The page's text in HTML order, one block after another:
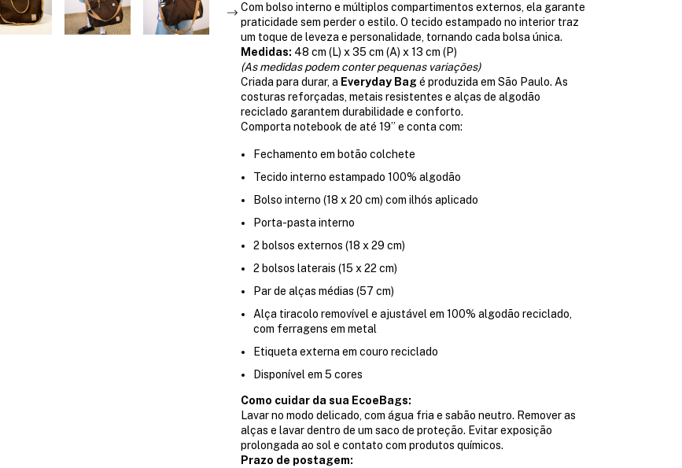
Com bolso interno e múltiplos compartimentos externos, ela garante
praticidade sem perder o estilo. O tecido estampado no interior traz
um toque de leveza e personalidade, tornando cada bolsa única.
Medidas: 48 cm (L) x 35 cm (A) x 13 cm (P)
(As medidas podem conter pequenas variações)
Criada para durar, a Everyday Bag é produzida em São Paulo. As
costuras reforçadas, metais resistentes e alças de algodão
reciclado garantem durabilidade e conforto.
Comporta notebook de até 19” e conta com:
Fechamento em botão colchete
Tecido interno estampado 100% algodão
Bolso interno (18 x 20 cm) com ilhós aplicado
Porta-pasta interno
2 bolsos externos (18 x 29 cm)
2 bolsos laterais (15 x 22 cm)
Par de alças médias (57 cm)
Alça tiracolo removível e ajustável em 100% algodão reciclado,
com ferragens em metal
Etiqueta externa em couro reciclado
Disponível em 5 cores
Como cuidar da sua EcoeBags:
Lavar no modo delicado, com água fria e sabão neutro. Remover as
alças e lavar dentro de um saco de proteção. Evitar exposição
prolongada ao sol e contato com produtos químicos.
Prazo de postagem: